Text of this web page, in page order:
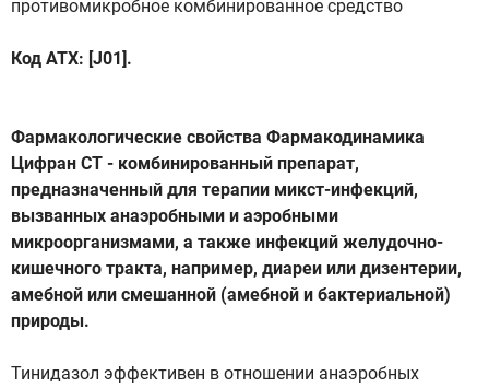
противомикробное комбинированное средство
Код ATX: [J01].
Фармакологические свойства Фармакодинамика
Цифран СТ - комбинированный препарат,
предназначенный для терапии микст-инфекций,
вызванных анаэробными и аэробными
микроорганизмами, а также инфекций желудочно-
кишечного тракта, например, диареи или дизентерии,
амебной или смешанной (амебной и бактериальной)
природы.
Тинидазол эффективен в отношении анаэробных